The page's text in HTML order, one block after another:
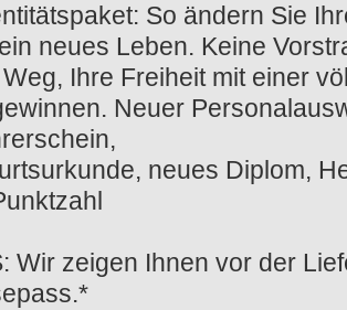
So ändern Sie
neues Leben. Keine
Ihre Freiheit mit einer
Neuer
neues Diplom,
Wir zeigen Ihnen vor der